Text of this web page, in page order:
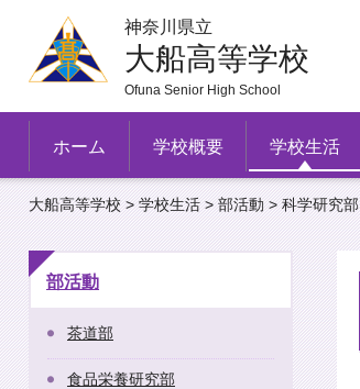
神奈川県立
大船高等学校
Ofuna Senior High School
ホーム 学校概要 学校生活
大船高等学校>学校生活>部活動> 科学研究部
部活動
茶道部
食品栄養研究部